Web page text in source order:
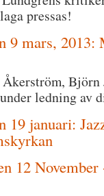
pressas!
9 mars, 2013:
Björn
ledning av
19 januari:
12